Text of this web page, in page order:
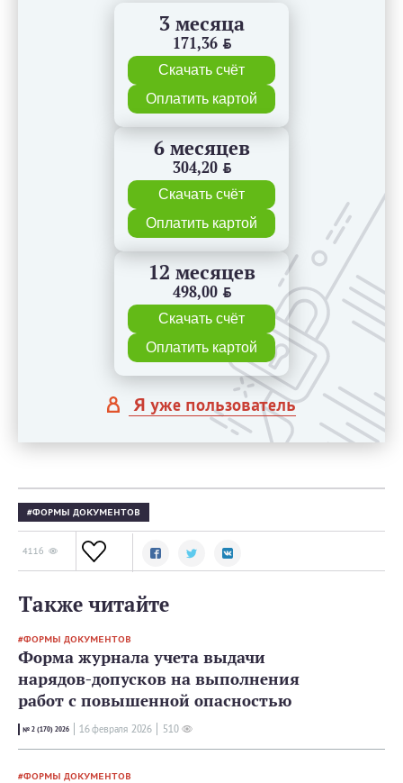
3 месяца
171,36 BYN
Скачать счёт
Оплатить картой
6 месяцев
304,20 BYN
Скачать счёт
Оплатить картой
12 месяцев
498,00 BYN
Скачать счёт
Оплатить картой
Я уже пользователь
ФОРМЫ ДОКУМЕНТОВ
4116
Также читайте
ФОРМЫ ДОКУМЕНТОВ
Форма журнала учета выдачи
нарядов-допусков на выполнения
работ с повышенной опасностью
№ 2 (170) 2026 16 февраля 2026 510
ФОРМЫ ДОКУМЕНТОВ